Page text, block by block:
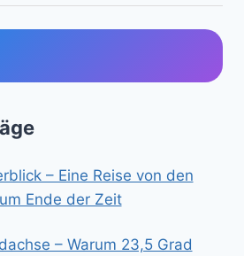
– Eine Reise von den
Ende der Zeit
– Warum 23,5 Grad